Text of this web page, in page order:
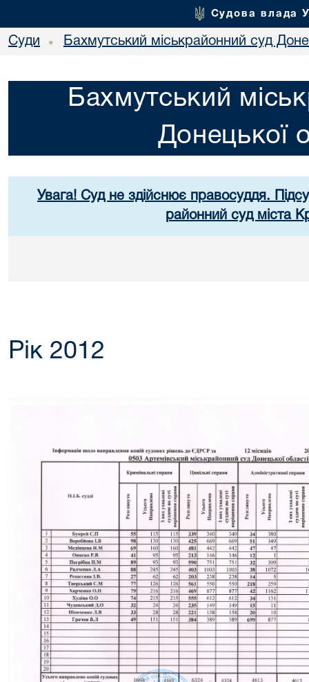
Судова влада
Суди • Бахмутський міськрайонний суд
Бахмутський
Донецької
Увага! Суд не здійснює правосуддя.
районний суд міста
Рік 2012